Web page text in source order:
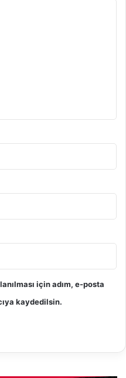
için adım, e-posta
kaydedilsin.